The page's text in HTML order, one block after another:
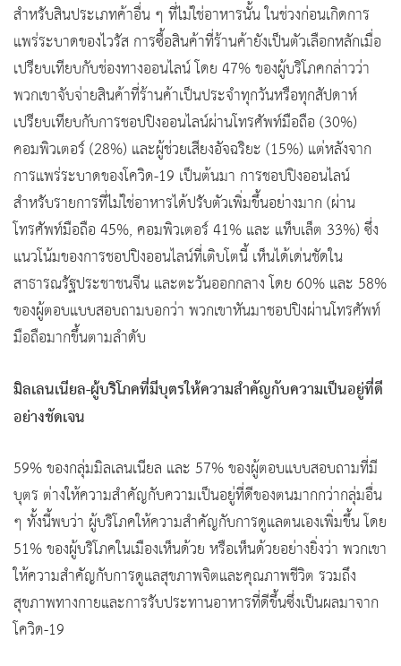
สำหรับสินประเภทค้าอื่น ๆ ที่ไม่ใช่อาหารนั้น ในช่วงก่อนเกิดการ
แพร่ระบาดของไวรัส การซื้อสินค้าที่ร้านค้ายังเป็นตัวเลือกหลักเมื่อ
เปรียบเทียบกับช่องทางออนไลน์ โดย 47% ของผู้บริโภคกล่าวว่า
พวกเขาจับจ่ายสินค้าที่ร้านค้าเป็นประจำทุกวันหรือทุกสัปดาห์
เปรียบเทียบกับการชอปปิงออนไลน์ผ่านโทรศัพท์มือถือ (30%)
คอมพิวเตอร์ (28%) และผู้ช่วยเสียงอัจฉริยะ (15%) แต่หลังจาก
การแพร่ระบาดของโควิด-19 เป็นต้นมา การชอปปิงออนไลน์
สำหรับรายการที่ไม่ใช่อาหารได้ปรับตัวเพิ่มขึ้นอย่างมาก (ผ่าน
โทรศัพท์มือถือ 45%, คอมพิวเตอร์ 41% และ แท็บเล็ต 33%) ซึ่ง
แนวโน้มของการชอปปิงออนไลน์ที่เติบโตนี้ เห็นได้เด่นชัดใน
สาธารณรัฐประชาชนจีน และตะวันออกกลาง โดย 60% และ 58%
ของผู้ตอบแบบสอบถามบอกว่า พวกเขาหันมาชอปปิงผ่านโทรศัพท์
มือถือมากขึ้นตามลำดับ
มิลเลนเนียล-ผู้บริโภคที่มีบุตรให้ความสำคัญกับความเป็นอยู่ที่ดี
อย่างชัดเจน
59% ของกลุ่มมิลเลนเนียล และ 57% ของผู้ตอบแบบสอบถามที่มี
บุตร ต่างให้ความสำคัญกับความเป็นอยู่ที่ดีของตนมากกว่ากลุ่มอื่น
ๆ ทั้งนี้พบว่า ผู้บริโภคให้ความสำคัญกับการดูแลตนเองเพิ่มขึ้น โดย
51% ของผู้บริโภคในเมืองเห็นด้วย หรือเห็นด้วยอย่างยิ่งว่า พวกเขา
ให้ความสำคัญกับการดูแลสุขภาพจิตและคุณภาพชีวิต รวมถึง
สุขภาพทางกายและการรับประทานอาหารที่ดีขึ้นซึ่งเป็นผลมาจาก
โควิด-19